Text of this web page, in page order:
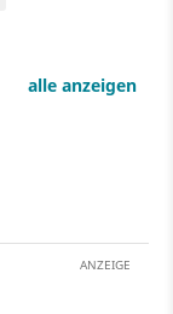
alle anzeigen
ANZEIGE